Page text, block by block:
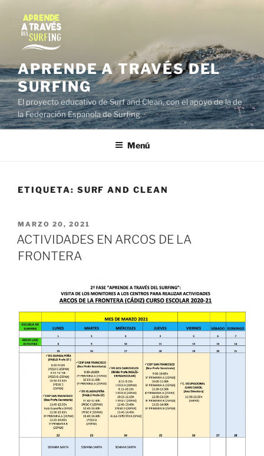
contenido
APRENDE A TRAVÉS DEL
SURFING
El proyecto educativo de Surf and Clean, con el apoyo de la de
la Federación Española de Surfing.
Menú
ETIQUETA: SURF AND CLEAN
PUBLICADO
EL
MARZO 20, 2021
ACTIVIDADES EN ARCOS DE LA
FRONTERA